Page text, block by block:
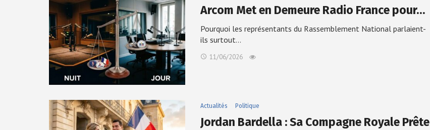
Arcom Met en Demeure Radio France pour…
Pourquoi les représentants du Rassemblement National parlaient-
ils surtout…
11/06/2026
Actualités Politique
Jordan Bardella : Sa Compagne Royale Prête